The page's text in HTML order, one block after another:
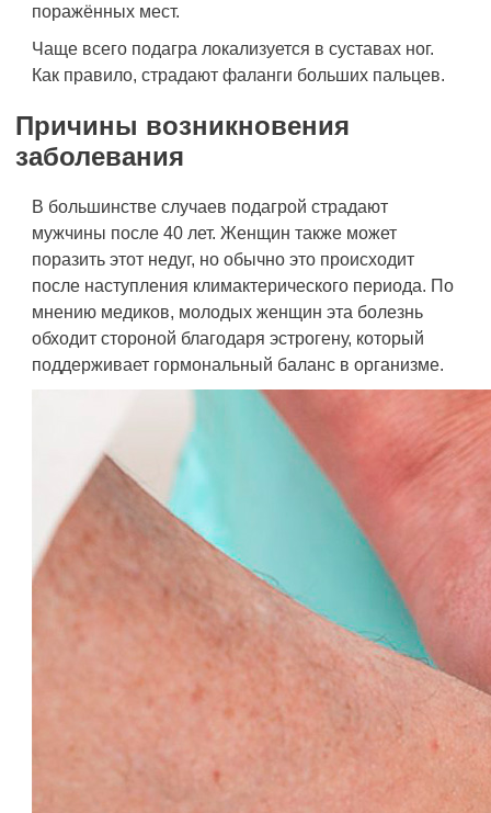
поражённых мест.
Чаще всего подагра локализуется в суставах ног.
Как правило, страдают фаланги больших пальцев.
Причины возникновения
заболевания
В большинстве случаев подагрой страдают
мужчины после 40 лет. Женщин также может
поразить этот недуг, но обычно это происходит
после наступления климактерического периода. По
мнению медиков, молодых женщин эта болезнь
обходит стороной благодаря эстрогену, который
поддерживает гормональный баланс в организме.